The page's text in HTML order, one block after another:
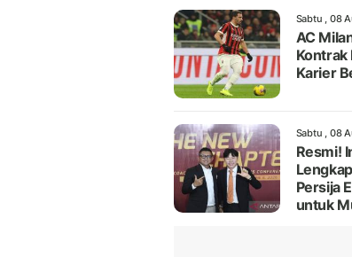
Sabtu , 08
AC
Kontrak
Karier
Sabtu , 08
Resmi!
Persija
untuk